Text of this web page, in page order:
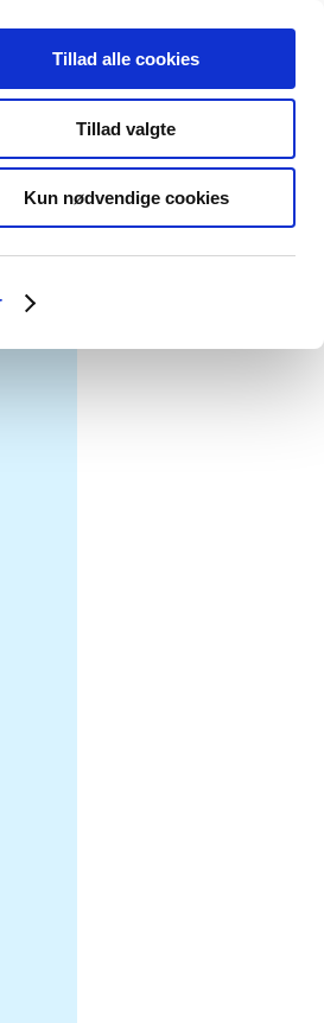
Tillad alle cookies
Tillad valgte
Kun nødvendige cookies